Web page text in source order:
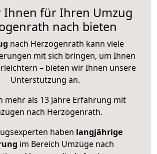
Ihnen für Ihren Umzug
nach bieten
nach Herzogenrath kann viele
mit sich bringen, um Ihnen
– bieten wir Ihnen unsere
Unterstützung an.
mehr als 13 Jahre Erfahrung mit
nach Herzogenrath.
haben langjährige
im Bereich Umzüge nach